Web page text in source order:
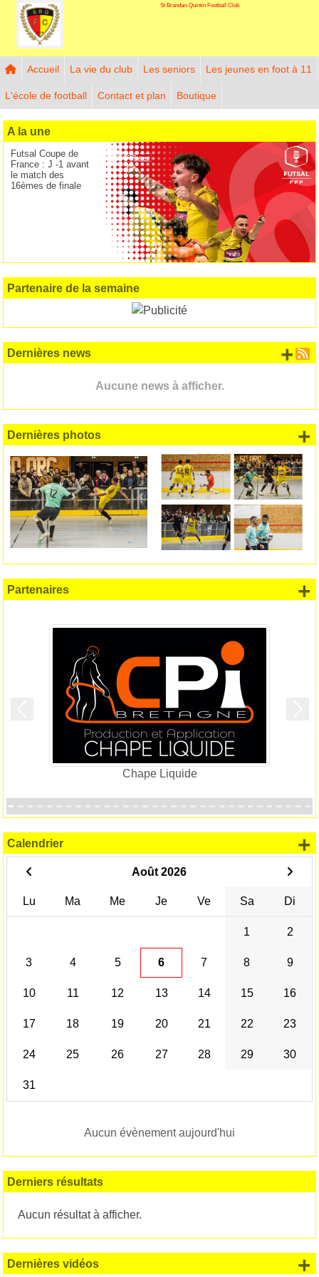
St Brandan-Quintin Football Club
Accueil La vie du club Les seniors Les jeunes en foot à 11
L'école de football Contact et plan Boutique
A la une
Futsal Coupe de
France : J -1 avant
le match des
16èmes de finale
Partenaire de la semaine
Dernières news
Aucune news à afficher.
+
Dernières photos +
Partenaires
Chape Liquide
Précedent
+
Calendrier
Août 2026
Lu Ma Me Je Ve Sa Di
1 2
3 4 5 6 7 8 9
10 11 12 13 14 15 16
17 18 19 20 21 22 23
24 25 26 27 28 29 30
31
Aucun évènement aujourd'hui
+
Derniers résultats
Aucun résultat à afficher.
Dernières vidéos +
Panneau de gestion des cookies